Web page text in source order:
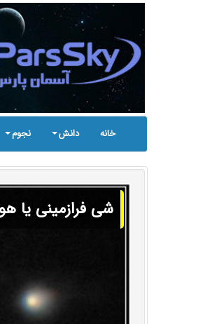
خانه دانش نجوم
شی فرازمینی یا